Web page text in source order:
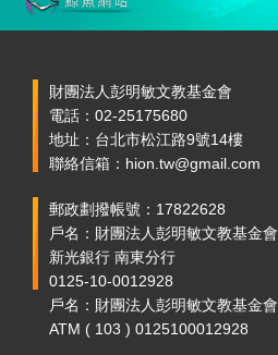
財團法人彭明敏文教基金會
電話：02-25175680
地址：台北市松江路9號14樓
聯絡信箱：hion.tw@gmail.com
郵政劃撥帳號：17822628
戶名：財團法人彭明敏文教基金會
新光銀行 南東分行
0125-10-0012928
戶名：財團法人彭明敏文教基金會
ATM ( 103 ) 0125100012928